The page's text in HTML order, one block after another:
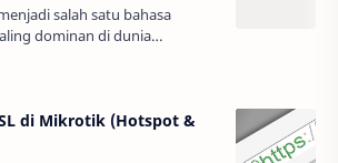
salah satu bahasa
dominan di dunia
dan aplikasi. Seiring
teknologi, berbagai
di Mikrotik (Hotspot &